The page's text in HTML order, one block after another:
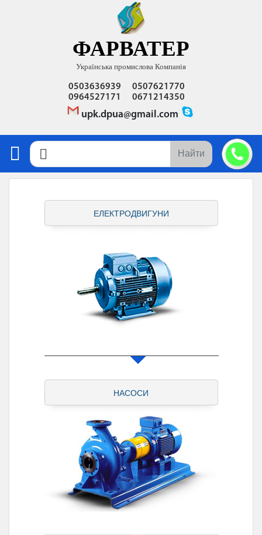
ФАРВАТЕР
Українська промислова Компанія
0503636939
0507621770
0964527171
0671214350
upk.dpua@gmail.com
Найти
ЕЛЕКТРОДВИГУНИ
НАСОСИ